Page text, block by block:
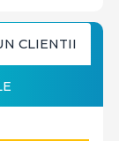
CLIENTII